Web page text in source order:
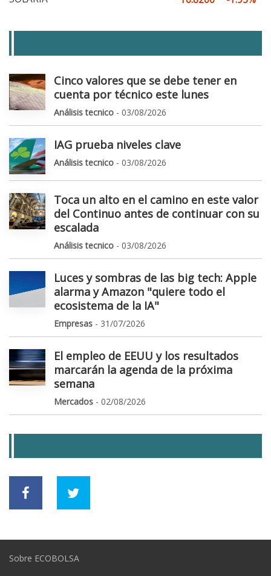
Cinco valores que se debe tener en
cuenta por técnico este lunes
Análisis tecnico - 03/08/2026
IAG prueba niveles clave
Análisis tecnico - 03/08/2026
Toca un alto en el camino en este valor
del Continuo antes de continuar con su
escalada
Análisis tecnico - 03/08/2026
Luces y sombras de las big tech: Apple
alarma y Amazon "quiere todo el
ecosistema de la IA"
Empresas - 31/07/2026
El empleo de EEUU y los resultados
marcarán la agenda de la próxima
semana
Mercados - 02/08/2026
Sobre ECOBOLSA